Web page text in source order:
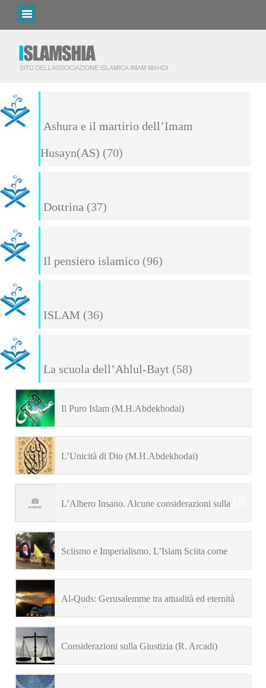
Ashura e il martirio dell’Imam
Husayn(AS) (70)
Dottrina (37)
Il pensiero islamico (96)
ISLAM (36)
La scuola dell’Ahlul-Bayt (58)
Il Puro Islam (M.H.Abdekhodai)
L’Unicità di Dio (M.H.Abdekhodai)
L’Albero Insano. Alcune considerazioni sulla
(R.Arcadi)
Sciismo e Imperialismo. L’Islam Sciita come
modernità occidentale (R.Arcadi)
Al-Quds: Gerusalemme tra attualità ed eternità
Considerazioni sulla Giustizia (R. Arcadi)